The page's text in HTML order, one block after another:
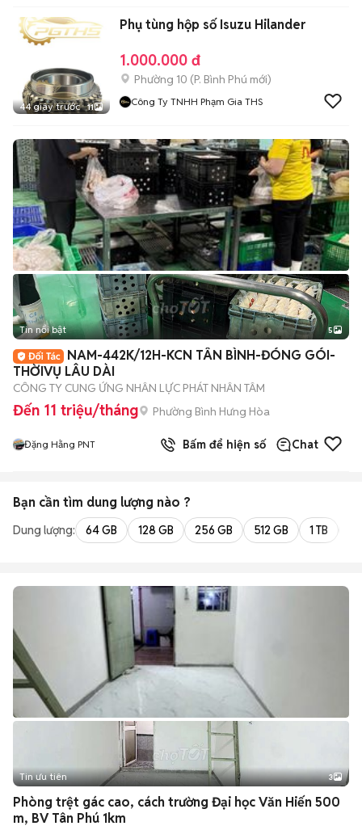
44 giây trước 11
Phụ tùng hộp số Isuzu Hilander
1.000.000 đ
Phường 10 (P. Bình Phú mới)
Công Ty TNHH Phạm Gia THS
Tin nổi bật 5
NAM-442K/12H-KCN TÂN BÌNH-ĐÓNG GÓI-
THỜIVỤ LÂU DÀI
CÔNG TY CUNG ỨNG NHÂN LỰC PHÁT NHÂN TÂM
Đến 11 triệu/tháng Phường Bình Hưng Hòa
Đặng Hằng PNT Bấm để hiện số Chat
Bạn cần tìm dung lượng nào ?
Dung lượng: 64 GB 128 GB 256 GB 512 GB 1 TB
Tin ưu tiên 3
Phòng trệt gác cao, cách trường Đại học Văn Hiến 500
m, BV Tân Phú 1km